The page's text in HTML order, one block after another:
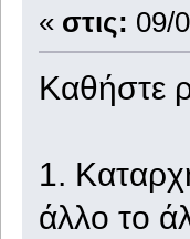
« στις: 09/
Καθήστε
1.
άλλο το